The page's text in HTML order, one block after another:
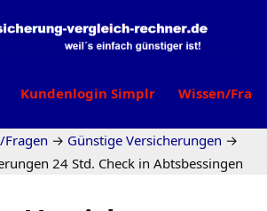
Kundenlogin Simplr Wissen/
Fragen → Günstige Versicherungen →
24 Std. Check in Abtsbessingen